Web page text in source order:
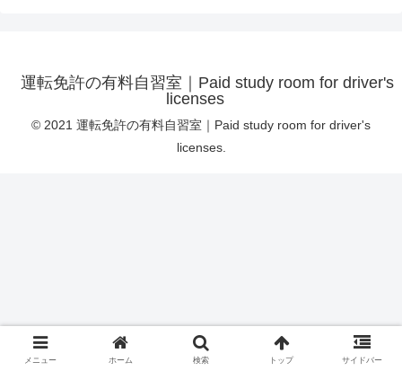
運転免許の有料自習室｜Paid study room for driver's
licenses
© 2021 運転免許の有料自習室｜Paid study room for driver's
licenses.
メニュー ホーム 検索 トップ サイドバー